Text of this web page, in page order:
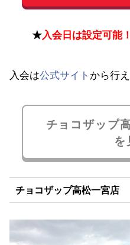
★入会日は設定可能！
入会は公式サイト から行え
チョコザップ
を
チョコザップ高松一宮店